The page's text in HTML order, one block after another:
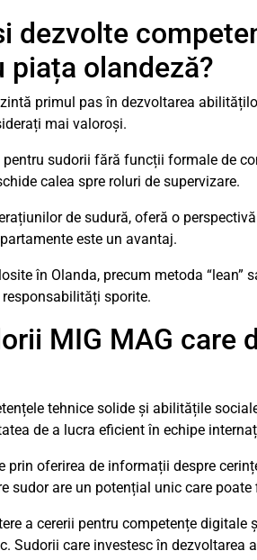
dezvolte
olandeză?
primul pas în dezvoltarea
mai valoroși.
sudorii fără funcții formale de
calea spre roluri de supervizare.
de sudură, oferă o
este un avantaj.
în Olanda, precum metoda “lean”
sporite.
MIG MAG care
tehnice solide și abilitățile
de a lucra eficient în echipe
oferirea de informații despre
sudor are un potențial unic care
a cererii pentru competențe digitale
Sudorii care investesc în dezvoltarea